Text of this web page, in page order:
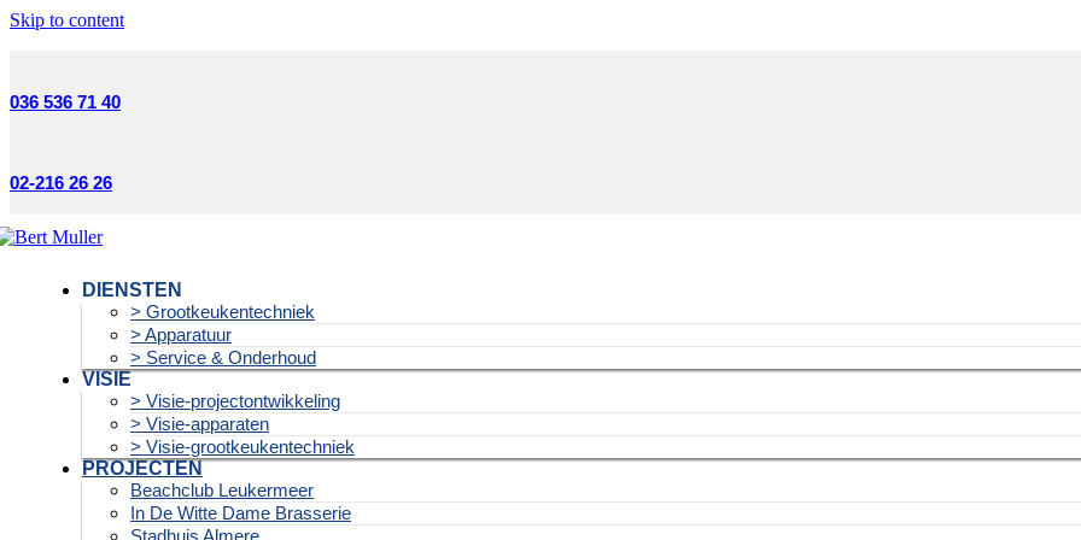
Skip to content
036 536 71 40
02-216 26 26
DIENSTEN
> Grootkeukentechniek
> Apparatuur
> Service & Onderhoud
VISIE
> Visie-projectontwikkeling
> Visie-apparaten
> Visie-grootkeukentechniek
PROJECTEN
Beachclub Leukermeer
In De Witte Dame Brasserie
Stadhuis Almere